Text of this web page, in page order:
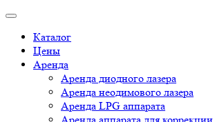
Каталог
Цены
Аренда
Аренда диодного лазера
Аренда неодимового лазера
Аренда LPG аппарата